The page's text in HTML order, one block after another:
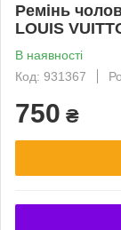
Ремінь
LOUIS
В наявності
Код: 931367
750 ₴